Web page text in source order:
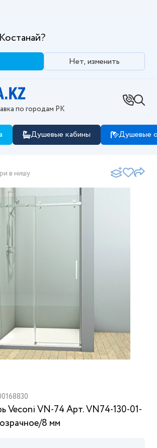
Нет, изменить
по городам РК
Душевые кабины Душевые
в нишу
Veconi VN-74 Арт. VN74-130-01-
8 мм